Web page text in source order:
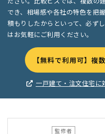
でき、相場感や各社の特色を把
積もりしたからといって、必ず
はお気軽にご利用ください。
【無料で利用可】複
一戸建て・注文住宅に
監修者